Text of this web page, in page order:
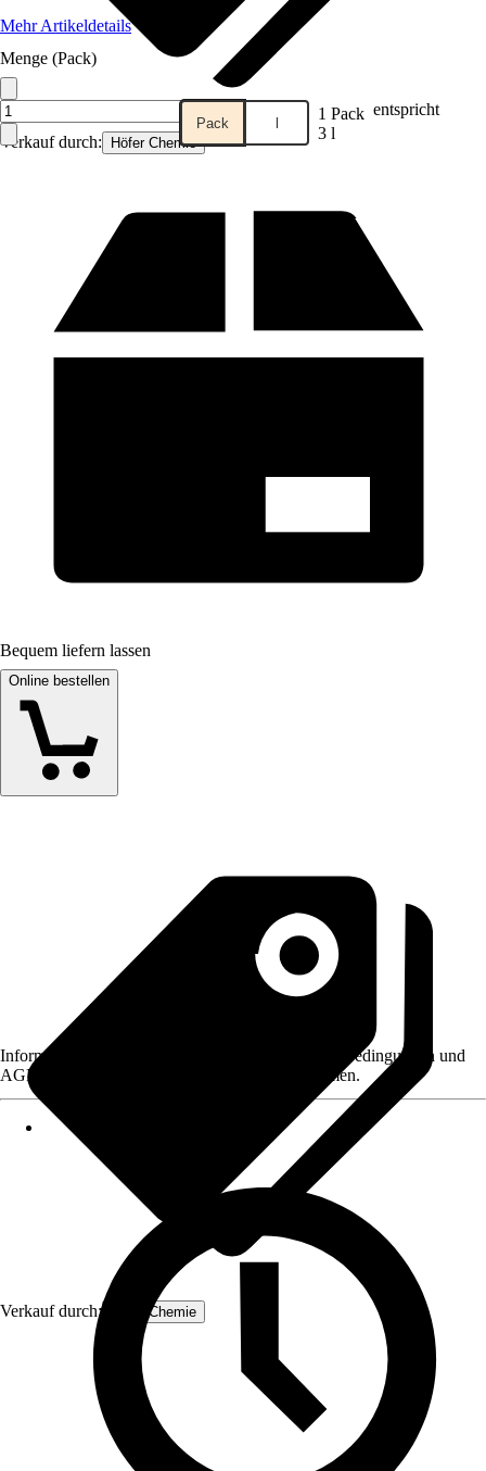
Verkauf durch: Höfer Chemie
Mehr Artikeldetails
Menge (Pack)
Pack l 1 Pack entspricht
3 l
Bequem liefern lassen
Online bestellen
Verkauf durch: Höfer Chemie
Informationen des Verkäufers, wie z. B. Rückgabebedingungen und
AGB, finden Sie bei Klick auf den Verkäufernamen.